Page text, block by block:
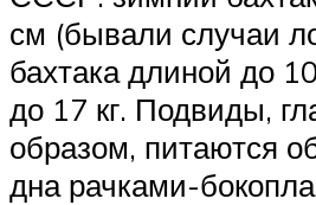
см (бывали случаи
бахтака длиной до
до 17 кг. Подвиды,
образом, питаются
дна рачками-